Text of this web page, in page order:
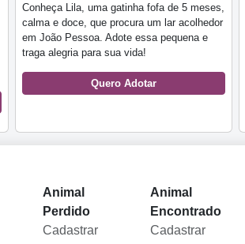
Conheça Lila, uma gatinha fofa de 5 meses,
calma e doce, que procura um lar acolhedor
em João Pessoa. Adote essa pequena e
traga alegria para sua vida!
Quero Adotar
Animal
Perdido
Cadastrar
Animal
Encontrado
Cadastrar